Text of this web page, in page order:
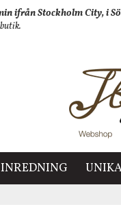
ifrån Stockholm City, i
INREDNING